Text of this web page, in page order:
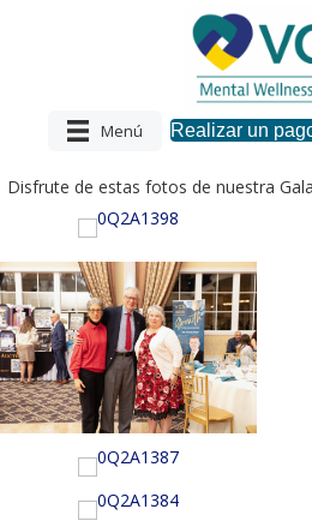
Realizar un
Menú
Disfrute de estas fotos de nuestra